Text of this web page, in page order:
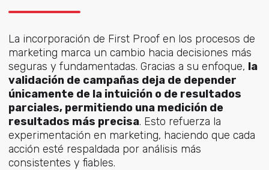
La incorporación de First Proof en los procesos de
marketing marca un cambio hacia decisiones más
seguras y fundamentadas. Gracias a su enfoque, la
validación de campañas deja de depender
únicamente de la intuición o de resultados
parciales, permitiendo una medición de
resultados más precisa. Esto refuerza la
experimentación en marketing, haciendo que cada
acción esté respaldada por análisis más
consistentes y fiables.